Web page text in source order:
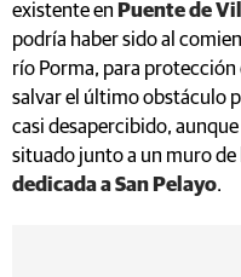
existente en Puente de
podría haber sido al
río Porma, para protección
salvar el último obstáculo
casi desapercibido,
situado junto a un muro de
dedicada a San Pelayo.